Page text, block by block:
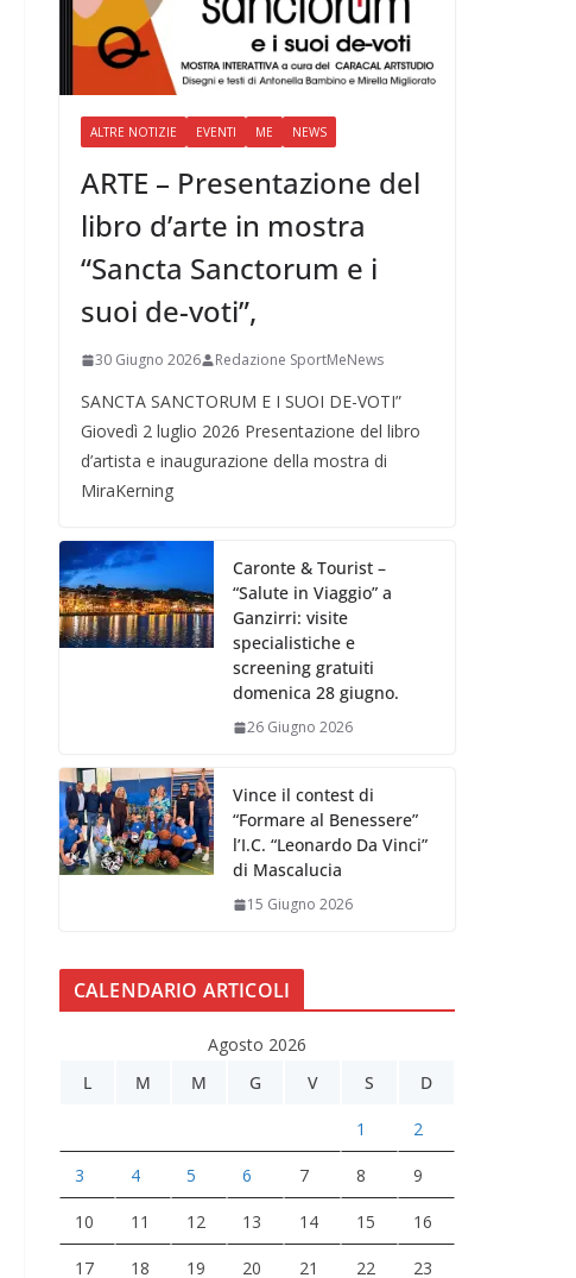
ALTRE NOTIZIE EVENTI ME NEWS
ARTE – Presentazione del
libro d’arte in mostra
“Sancta Sanctorum e i
suoi de-voti”,
30 Giugno 2026 Redazione SportMeNews
SANCTA SANCTORUM E I SUOI DE-VOTI”
Giovedì 2 luglio 2026 Presentazione del libro
d’artista e inaugurazione della mostra di
MiraKerning
Caronte & Tourist –
“Salute in Viaggio” a
Ganzirri: visite
specialistiche e
screening gratuiti
domenica 28 giugno.
26 Giugno 2026
Vince il contest di
“Formare al Benessere”
l’I.C. “Leonardo Da Vinci”
di Mascalucia
15 Giugno 2026
CALENDARIO ARTICOLI
Agosto 2026
L
M M G V S D
1 2
3 4 5 6 7 8 9
10 11 12 13 14 15 16
17 18 19 20 21 22 23